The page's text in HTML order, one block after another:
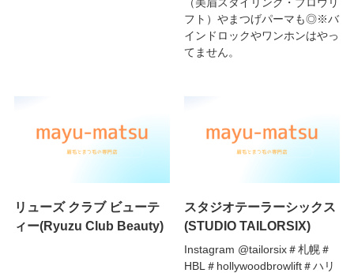
フト）やまつげパーマも◎※バ
インドロックやワンホンはやっ
てません。
リューズ クラブ ビューテ
ィー(Ryuzu Club Beauty)
スタジオテーラーシックス
(STUDIO TAILORSIX)
Instagram @tailorsix＃札幌＃
HBL＃hollywoodbrowlift＃ハリ